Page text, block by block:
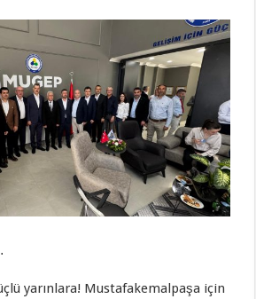
yarınlara! Mustafakemalpaşa için